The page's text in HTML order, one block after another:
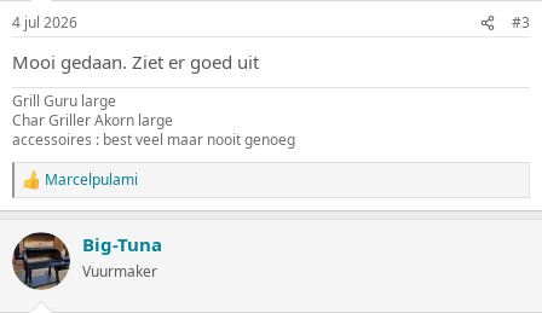
n
e
n
:
4 jul 2026 #3
Mooi gedaan. Ziet er goed uit
Grill Guru large
Char Griller Akorn large
accessoires : best veel maar nooit genoeg
W
a
r
d
e
Marcelpulami
Big-Tuna
Vuurmaker